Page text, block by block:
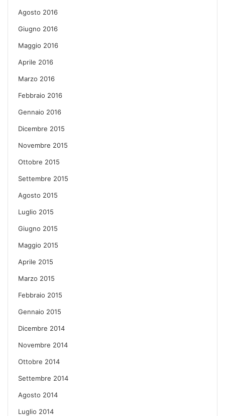
Agosto 2016
Giugno 2016
Maggio 2016
Aprile 2016
Marzo 2016
Febbraio 2016
Gennaio 2016
Dicembre 2015
Novembre 2015
Ottobre 2015
Settembre 2015
Agosto 2015
Luglio 2015
Giugno 2015
Maggio 2015
Aprile 2015
Marzo 2015
Febbraio 2015
Gennaio 2015
Dicembre 2014
Novembre 2014
Ottobre 2014
Settembre 2014
Agosto 2014
Luglio 2014